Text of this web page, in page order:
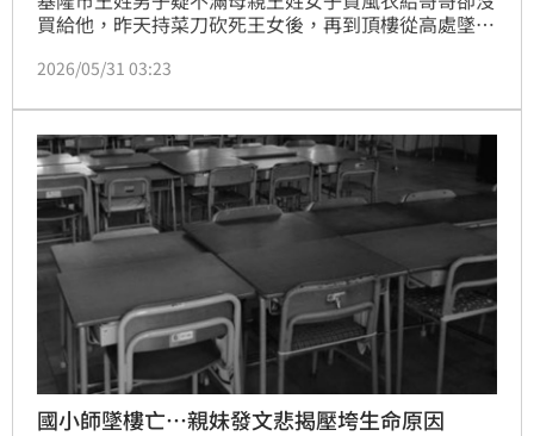
買給他，昨天持菜刀砍死王女後，再到頂樓從高處墜
釐清死因。
2026/05/31 03:23
國小師墜樓亡…親妹發文悲揭壓垮生命原因